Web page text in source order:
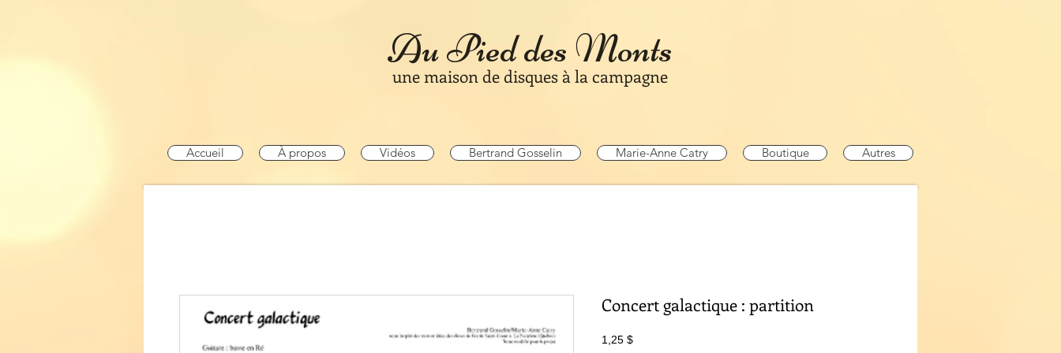
Au Pied des Monts
une maison de disques à la campagne
Accueil À propos Vidéos Bertrand Gosselin Marie-Anne Catry Boutique Autres
Concert galactique : partition
1,25 $Prix